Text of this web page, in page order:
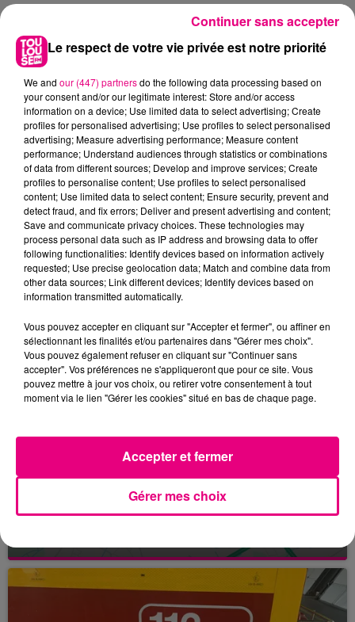
De leur côté, des appels à des rassemblements
citoyens se multiplient en l’hommage à la collégienne.
Le rendez-vous sera donné lundi 8 juin à 19 heures
devant les tribunaux partout en France et devant le
ministère de la Justice à Paris.
Unemarche blanche sera également organisée à
Fleurancedimanche à 15 heures.
FILS D'ACTUS
INCENDIE À PLAISANCE-DU-TOUCH : DES
Alors que la Haute-Garonne est en vigilance
rouge pour risque très élevé de feux de forêt, un
nouvel incendie spectaculaire s'est déclaré ce
Le respect de votre vie privée est notre priorité
We and our (447) partnersdo the following data processing based on
your consent and/or our legitimate interest: Store and/or access
information on a device; Use limited data to select advertising; Create
profiles for personalised advertising; Use profiles to select personalised
advertising; Measure advertising performance; Measure content
performance; Understand audiences through statistics or combinations
of data from different sources; Develop and improve services; Create
profiles to personalise content; Use profiles to select personalised
content; Use limited data to select content; Ensure security, prevent and
detect fraud, and fix errors; Deliver and present advertising and content;
Save and communicate privacy choices. These technologies may
process personal data such as IP address and browsing data to offer
following functionalities: Identify devices based on information actively
requested; Use precise geolocation data; Match and combine data from
other data sources; Link different devices; Identify devices based on
information transmitted automatically.
Vous pouvez accepter en cliquant sur "Accepter et fermer", ou affiner en
sélectionnant les finalités et/ou partenaires dans "Gérer mes choix".
Vous pouvez également refuser en cliquant sur "Continuer sans
accepter". Vos préférences ne s'appliqueront que pour ce site. Vous
pouvez mettre à jour vos choix, ou retirer votre consentement à tout
moment via le lien "Gérer les cookies" situé en bas de chaque page.
Gérer mes choix
Accepter et fermer
Continuer sans accepter